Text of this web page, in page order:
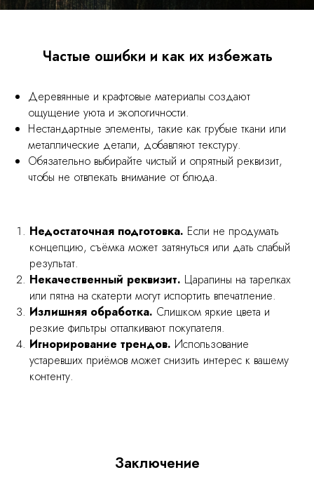
Частые ошибки и как их избежать
Деревянные и крафтовые материалы создают
ощущение уюта и экологичности.
Нестандартные элементы, такие как грубые ткани или
металлические детали, добавляют текстуру.
Обязательно выбирайте чистый и опрятный реквизит,
чтобы не отвлекать внимание от блюда.
Недостаточная подготовка. Если не продумать
концепцию, съёмка может затянуться или дать слабый
результат.
Некачественный реквизит. Царапины на тарелках
или пятна на скатерти могут испортить впечатление.
Излишняя обработка. Слишком яркие цвета и
резкие фильтры отталкивают покупателя.
Игнорирование трендов. Использование
устаревших приёмов может снизить интерес к вашему
контенту.
Заключение